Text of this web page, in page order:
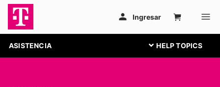
ASISTENCIA